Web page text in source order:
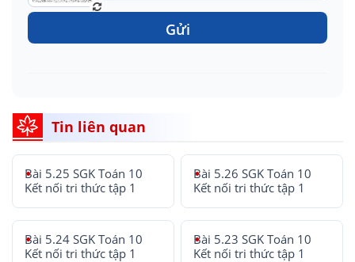
Gửi
Tin liên quan
Bài 5.25 SGK Toán 10
Kết nối tri thức tập 1
Bài 5.26 SGK Toán 10
Kết nối tri thức tập 1
Bài 5.24 SGK Toán 10
Kết nối tri thức tập 1
Bài 5.23 SGK Toán 10
Kết nối tri thức tập 1